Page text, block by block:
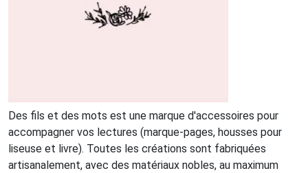
Des fils et des mots est une marque d'accessoires pour
accompagner vos lectures (marque-pages, housses pour
liseuse et livre). Toutes les créations sont fabriquées
artisanalement, avec des matériaux nobles, au maximum